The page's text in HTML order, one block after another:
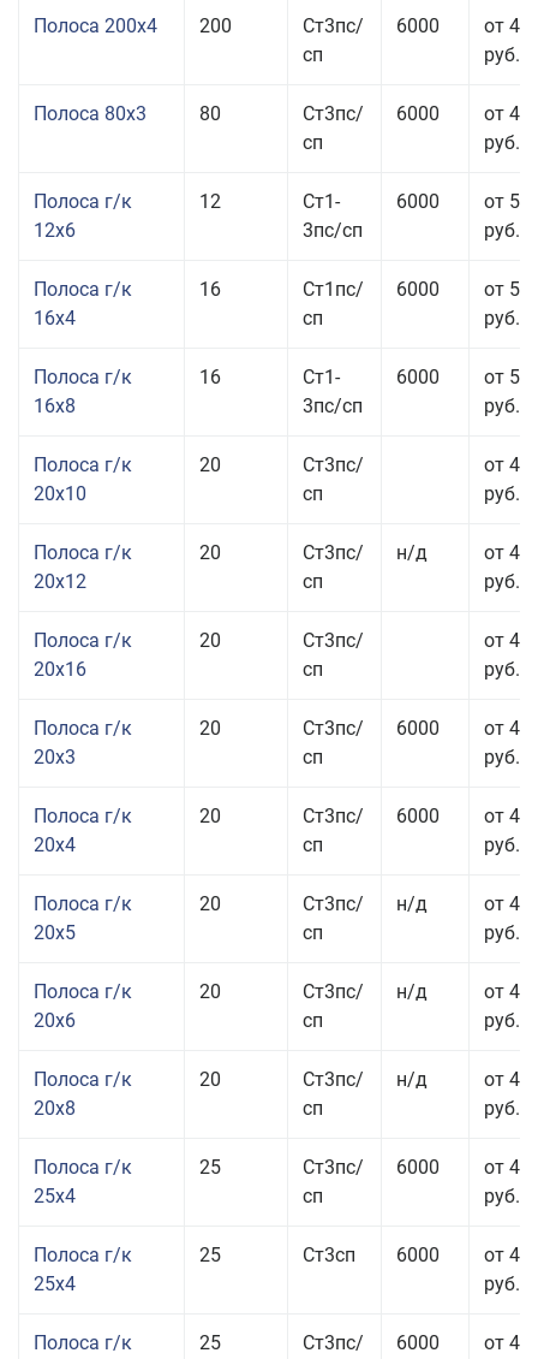
Полоса 200x4 200
Ст3пс/
сп
6000
от 48
руб.
Полоса 80x3 80
Ст3пс/
сп
6000
от 47
руб.
Полоса г/к
12x6
12
Ст1-
3пс/сп
6000
от 52
руб.
Полоса г/к
16x4
16
Ст1пс/
сп
6000
от 53
руб.
Полоса г/к
16x8
16
Ст1-
3пс/сп
6000
от 57
руб.
Полоса г/к
20x10
20
Ст3пс/
сп
от 43
руб.
Полоса г/к
20x12
20
Ст3пс/
сп
н/д
от 44
руб.
Полоса г/к
20x16
20
Ст3пс/
сп
от 48
руб.
Полоса г/к
20x3
20
Ст3пс/
сп
6000
от 47
руб.
Полоса г/к
20x4
20
Ст3пс/
сп
6000
от 44
руб.
Полоса г/к
20x5
20
Ст3пс/
сп
н/д
от 43
руб.
Полоса г/к
20x6
20
Ст3пс/
сп
н/д
от 45
руб.
Полоса г/к
20x8
20
Ст3пс/
сп
н/д
от 45
руб.
Полоса г/к
25x4
25
Ст3пс/
сп
6000
от 43
руб.
Полоса г/к
25x4
25 Ст3сп 6000
от 43
руб.
Полоса г/к
25
Ст3пс/
6000
от 42